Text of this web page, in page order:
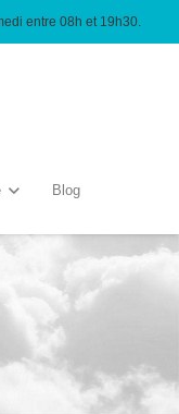
entre 08h et 19h30.
Blog